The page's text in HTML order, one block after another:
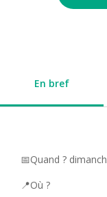
En bref
📅Quand ?
📍Où ?